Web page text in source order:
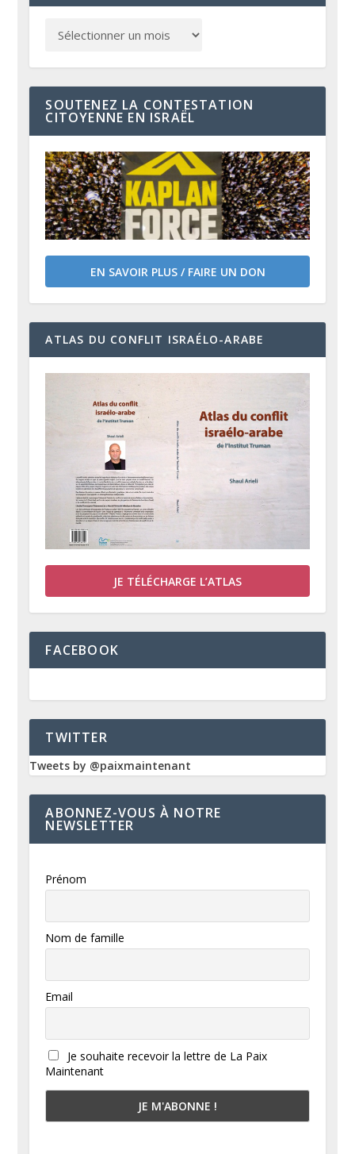
SOUTENEZ LA CONTESTATION
CITOYENNE EN ISRAËL
EN SAVOIR PLUS / FAIRE UN DON
ATLAS DU CONFLIT ISRAÉLO-ARABE
JE TÉLÉCHARGE L’ATLAS
FACEBOOK
TWITTER
Tweets by @paixmaintenant
ABONNEZ-VOUS À NOTRE
NEWSLETTER
Prénom
Nom de famille
Email
Je souhaite recevoir la lettre de La Paix
Maintenant